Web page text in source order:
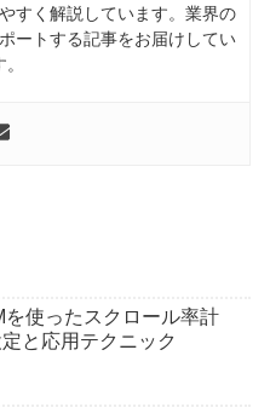
すく解説しています。業界の
ートする記事をお届けしてい
を使ったスクロール率計
と応用テクニック